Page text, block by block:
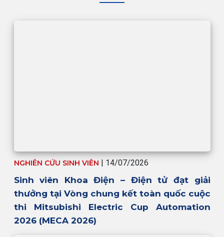
NGHIÊN CỨU SINH VIÊN | 14/07/2026
Sinh viên Khoa Điện – Điện tử đạt giải
thưởng tại Vòng chung kết toàn quốc cuộc
thi Mitsubishi Electric Cup Automation
2026 (MECA 2026)